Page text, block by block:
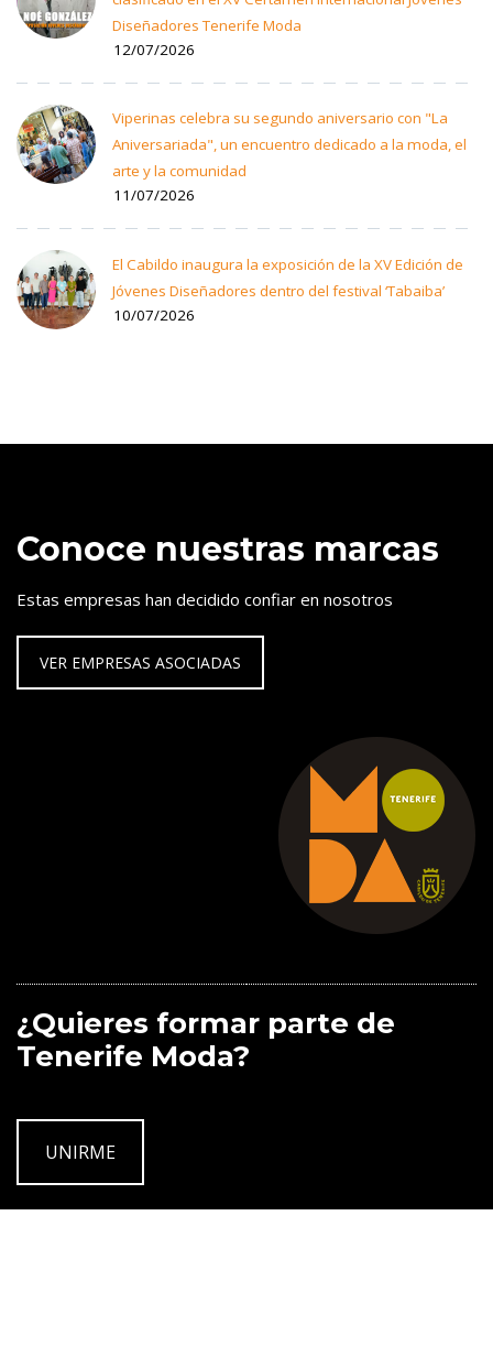
Diseñadores Tenerife Moda
12/07/2026
Viperinas celebra su segundo aniversario con "La
Aniversariada", un encuentro dedicado a la moda, el
arte y la comunidad
11/07/2026
El Cabildo inaugura la exposición de la XV Edición de
Jóvenes Diseñadores dentro del festival ‘Tabaiba’
10/07/2026
Conoce nuestras marcas
Estas empresas han decidido confiar en nosotros
VER EMPRESAS ASOCIADAS
¿Quieres formar parte de
Tenerife Moda?
UNIRME